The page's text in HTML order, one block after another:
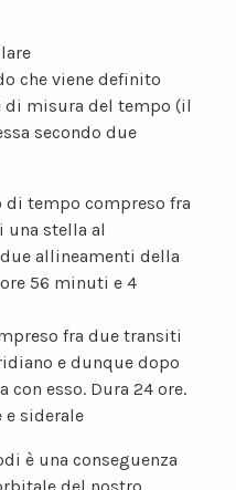
che viene definito
misura del tempo (il
secondo due
di tempo compreso fra
una stella al
allineamenti della
56 minuti e 4
fra due transiti
e dunque dopo
con esso. Dura 24 ore.
e siderale
è una conseguenza